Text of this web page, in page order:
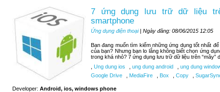
7 ứng dụng lưu trữ dữ liệu
smartphone
Ứng dụng điện thoại| Ngày đăng: 08/06/2015 12:05
Bạn đang muốn tìm kiếm những ứng dụng tốt nhất
của bạn? Nhưng bạn lo lắng không biết chọn ứng
trong khá nhỏ? 7 ứng dụng lưu trữ dữ liệu trên “mây”
Ung dung ios ung dung android
ung dung
Google Drive
MediaFire Box Copy
Developer: Android, ios, windows phone